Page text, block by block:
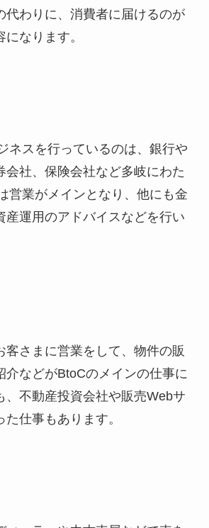
代わりに、消費者に届けるのが
なります。
ネスを行っているのは、銀行や
会社、保険会社など多岐にわた
営業がメインとなり、他にも金
産運用のアドバイスなどを行い
客さまに営業をして、物件の販
介などがBtoCのメインの仕事に
、不動産投資会社や販売Webサ
仕事もあります。